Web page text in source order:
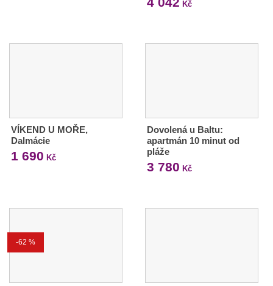
Kč
VÍKEND U MOŘE,
Dalmácie
1 690 Kč
Dovolená u Baltu:
apartmán 10 minut od
pláže
3 780 Kč
-62 %